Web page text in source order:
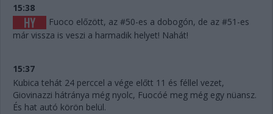
15:38
Fuoco előzött, az #50-es a dobogón, de az #51-es
már vissza is veszi a harmadik helyet! Nahát!
15:37
Kubica tehát 24 perccel a vége előtt 11 és féllel vezet,
Giovinazzi hátránya még nyolc, Fuocóé meg még egy nüansz.
És hat autó körön belül.